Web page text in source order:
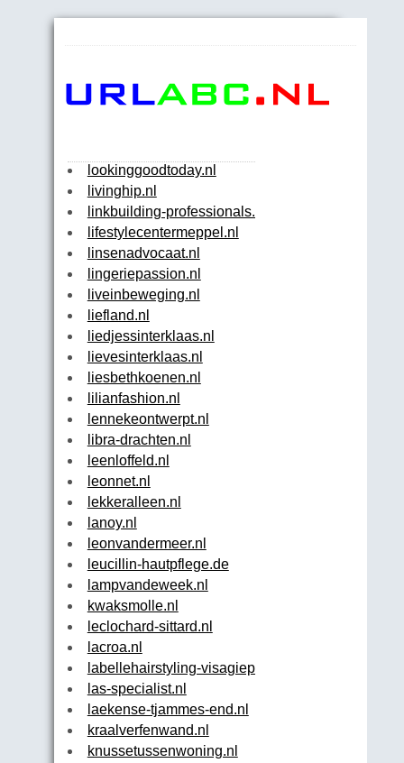
lookinggoodtoday.nl
livinghip.nl
linkbuilding-professionals.nl
lifestylecentermeppel.nl
linsenadvocaat.nl
lingeriepassion.nl
liveinbeweging.nl
liefland.nl
liedjessinterklaas.nl
lievesinterklaas.nl
liesbethkoenen.nl
lilianfashion.nl
lennekeontwerpt.nl
libra-drachten.nl
leenloffeld.nl
leonnet.nl
lekkeralleen.nl
lanoy.nl
leonvandermeer.nl
leucillin-hautpflege.de
lampvandeweek.nl
kwaksmolle.nl
leclochard-sittard.nl
lacroa.nl
labellehairstyling-visagiepoort.nl
las-specialist.nl
laekense-tjammes-end.nl
kraalverfenwand.nl
knussetussenwoning.nl